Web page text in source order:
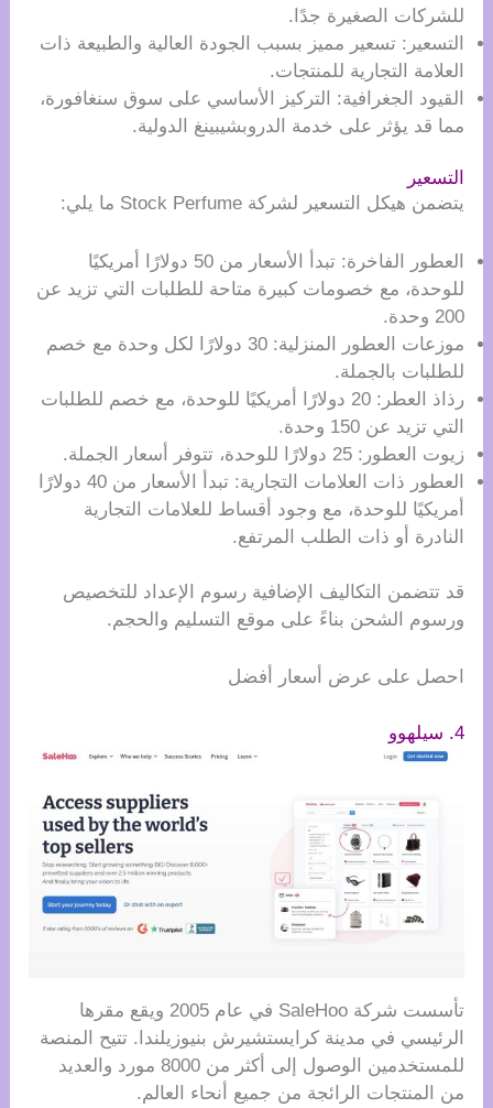
للشركات الصغيرة جدًا.
التسعير: تسعير مميز بسبب الجودة العالية والطبيعة ذات
العلامة التجارية للمنتجات.
القيود الجغرافية: التركيز الأساسي على سوق سنغافورة،
مما قد يؤثر على خدمة الدروبشيبينغ الدولية.
التسعير
يتضمن هيكل التسعير لشركة Stock Perfume ما يلي:
العطور الفاخرة: تبدأ الأسعار من 50 دولارًا أمريكيًا
للوحدة، مع خصومات كبيرة متاحة للطلبات التي تزيد عن
200 وحدة.
موزعات العطور المنزلية: 30 دولارًا لكل وحدة مع خصم
للطلبات بالجملة.
رذاذ العطر: 20 دولارًا أمريكيًا للوحدة، مع خصم للطلبات
التي تزيد عن 150 وحدة.
زيوت العطور: 25 دولارًا للوحدة، تتوفر أسعار الجملة.
العطور ذات العلامات التجارية: تبدأ الأسعار من 40 دولارًا
أمريكيًا للوحدة، مع وجود أقساط للعلامات التجارية
النادرة أو ذات الطلب المرتفع.
قد تتضمن التكاليف الإضافية رسوم الإعداد للتخصيص
ورسوم الشحن بناءً على موقع التسليم والحجم.
احصل على عرض أسعار أفضل
4. سيلهوو
تأسست شركة SaleHoo في عام 2005 ويقع مقرها
الرئيسي في مدينة كرايستشيرش بنيوزيلندا. تتيح المنصة
للمستخدمين الوصول إلى أكثر من 8000 مورد والعديد
من المنتجات الرائجة من جميع أنحاء العالم.